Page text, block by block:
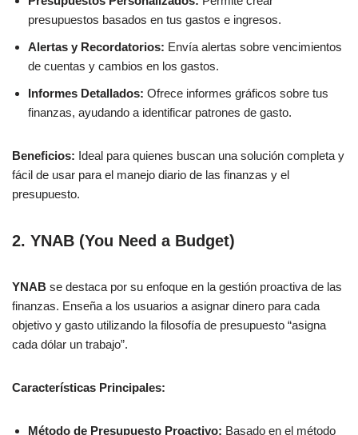
presupuestos basados en tus gastos e ingresos.
Alertas y Recordatorios: Envía alertas sobre vencimientos
de cuentas y cambios en los gastos.
Informes Detallados: Ofrece informes gráficos sobre tus
finanzas, ayudando a identificar patrones de gasto.
Beneficios: Ideal para quienes buscan una solución completa y
fácil de usar para el manejo diario de las finanzas y el
presupuesto.
2. YNAB (You Need a Budget)
YNAB se destaca por su enfoque en la gestión proactiva de las
finanzas. Enseña a los usuarios a asignar dinero para cada
objetivo y gasto utilizando la filosofía de presupuesto “asigna
cada dólar un trabajo”.
Características Principales:
Método de Presupuesto Proactivo: Basado en el método